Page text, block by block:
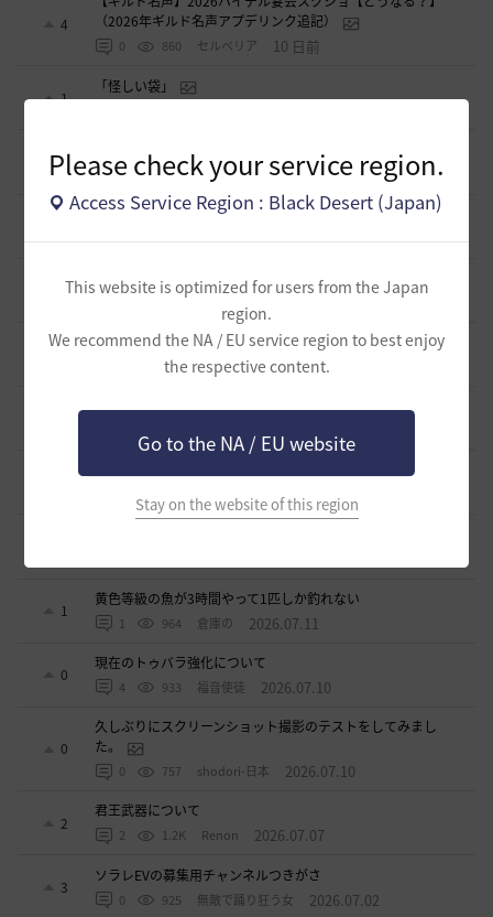
Please check your service region.
Access Service Region : Black Desert (Japan)
This website is optimized for users from the Japan
region.
We recommend the NA / EU service region to best enjoy
the respective content.
Go to the NA / EU website
Stay on the website of this region
4
（2026年ギルド名声アプデリンク追記）
0 860 セルベリア 10 日前
1
「怪しい袋」
2
波に乗って流れ着いた宝の地図の場所
2 901 倉庫の 2026.07.24
週間イベントについて
1 774 マサ 2026.07.24
ベテラン＆ルーキー クーポン配布
ドーサやソーサレスの無敵踊りについて
823 無敵で踊り狂う女 2026.07.23
立ち聞きについて
2026.07.23
ジークちゃん-日本 2026.07.15
1
黄色等級の魚が3時間やって1匹しか釣れない
1 964 倉庫の 2026.07.11
0
現在のトゥバラ強化について
4 933 福音使徒 2026.07.10
0
久しぶりにスクリーンショット撮影のテストをしてみまし
た。
0 757 shodori-日本 2026.07.10
2
君王武器について
2 1.2K Renon 2026.07.07
3
ソラレEVの募集用チャンネルつきがさ
0 925 無敵で踊り狂う女 2026.07.02